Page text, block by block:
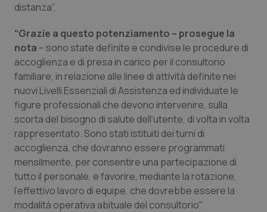
Toscana
Umbria
Valle D’Aosta
Veneto
Obesità
Oftalmologia
Oncodermatologia
Oncoematologia
Oncologia & Nutrizione
Psoriasi & pelle
Quotidiano Cardiologia
distanza”.
“Grazie a questo potenziamento – prosegue la
nota – sono state definite e condivise le procedure di
accoglienza e di presa in carico per il consultorio
familiare, in relazione alle linee di attività definite nei
nuovi Livelli Essenziali di Assistenza ed individuate le
figure professionali che devono intervenire, sulla
scorta del bisogno di salute dell'utente, di volta in volta
rappresentato. Sono stati istituiti dei turni di
accoglienza, che dovranno essere programmati
mensilmente, per consentire una partecipazione di
tutto il personale, e favorire, mediante la rotazione,
l'effettivo lavoro di equipe, che dovrebbe essere la
modalità operativa abituale del consultorio".